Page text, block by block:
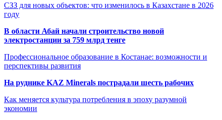
СЗЗ для новых объектов: что изменилось в Казахстане в 2026
году
В области Абай начали строительство новой
электростанции за 759 млрд тенге
Профессиональное образование в Костанае: возможности и
перспективы развития
На руднике KAZ Minerals пострадали шесть рабочих
Как меняется культура потребления в эпоху разумной
экономии